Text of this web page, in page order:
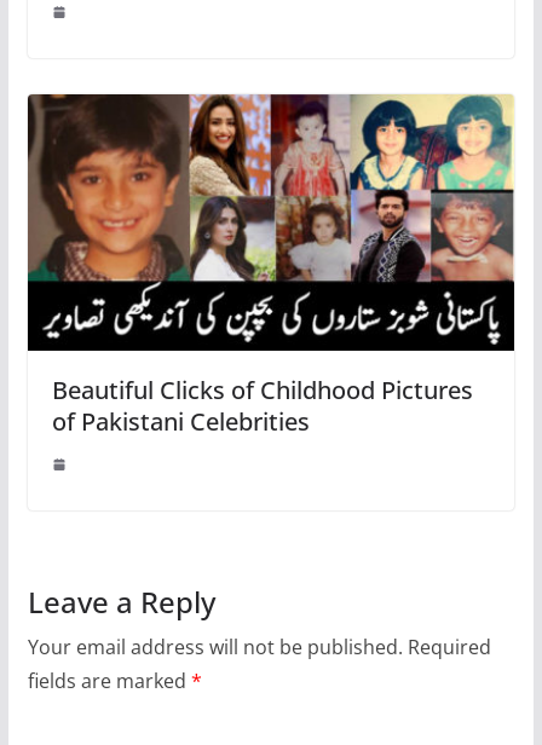
Beautiful Clicks of Childhood Pictures
of Pakistani Celebrities
Leave a Reply
Your email address will not be published. Required
fields are marked *